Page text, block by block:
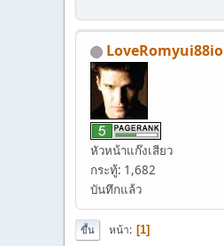
LoveRomyui88io
หัวหน้าแก๊งเสียว
กระทู้: 1,682
บันทึกแล้ว
ขึ้น หน้า 1